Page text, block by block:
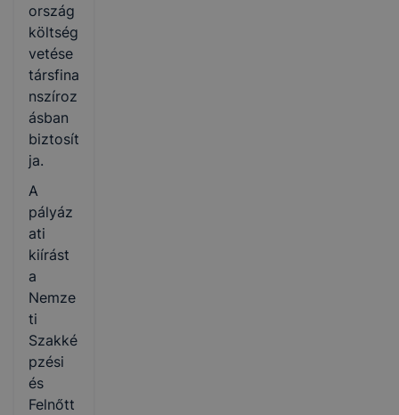
ország
költség
vetése
társfina
nszíroz
ásban
biztosít
ja.
A
pályáz
ati
kiírást
a
Nemze
ti
Szakké
pzési
és
Felnőtt